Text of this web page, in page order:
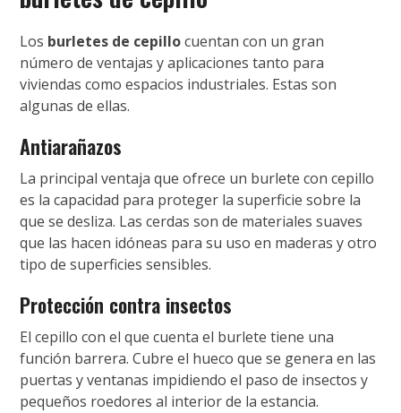
Los burletes de cepillocuentan con un gran
número de ventajas y aplicaciones tanto para
viviendas como espacios industriales. Estas son
algunas de ellas.
Antiarañazos
La principal ventaja que ofrece un burlete con cepillo
es la capacidad para proteger la superficie sobre la
que se desliza. Las cerdas son de materiales suaves
que las hacen idóneas para su uso en maderas y otro
tipo de superficies sensibles.
Protección contra insectos
El cepillo con el que cuenta el burlete tiene una
función barrera. Cubre el hueco que se genera en las
puertas y ventanas impidiendo el paso de insectos y
pequeños roedores al interior de la estancia.